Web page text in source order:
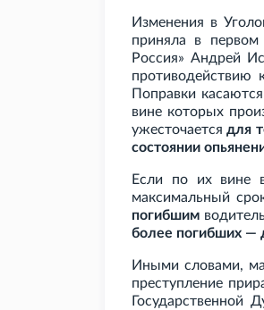
Изменения в
приняла в первом
Россия» Андрей
противодействию
Поправки
вине которых
ужесточаетсядля
состоянии
Если по их вине
максимальный
погибшим
более погибших —
Иными словами,
преступление
Государственной